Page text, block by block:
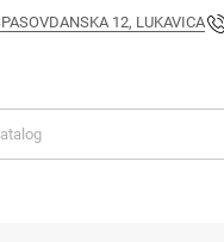
12, LUKAVICA